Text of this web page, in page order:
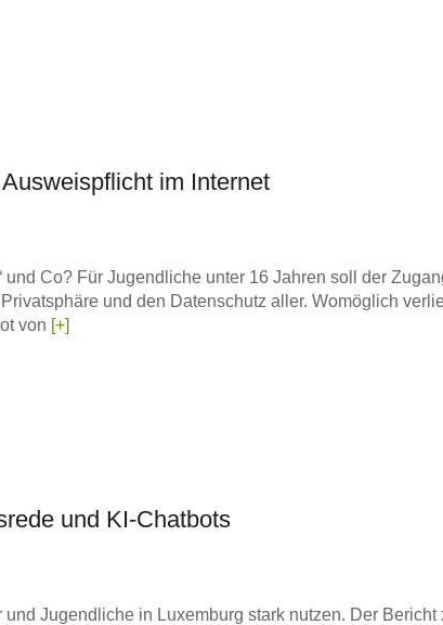
im Internet
und Co? Für Jugendliche unter 16 Jahren soll der
und den Datenschutz aller. Womöglich
von [+]
und KI-Chatbots
Jugendliche in Luxemburg stark nutzen. Der